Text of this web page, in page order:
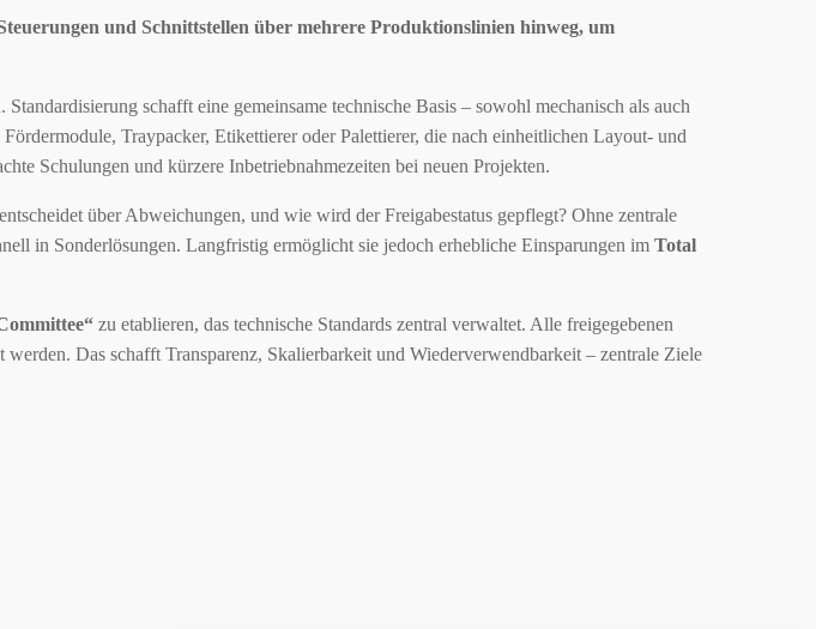
und Schnittstellen über mehrere Produktionslinien hinweg, um
schafft eine gemeinsame technische Basis – sowohl mechanisch als auch
Traypacker, Etikettierer oder Palettierer, die nach einheitlichen Layout- und
Schulungen und kürzere Inbetriebnahmezeiten bei neuen Projekten.
über Abweichungen, und wie wird der Freigabestatus gepflegt? Ohne zentrale
in Sonderlösungen. Langfristig ermöglicht sie jedoch erhebliche Einsparungen im Total
zu etablieren, das technische Standards zentral verwaltet. Alle freigegebenen
werden. Das schafft Transparenz, Skalierbarkeit und Wiederverwendbarkeit – zentrale Ziele